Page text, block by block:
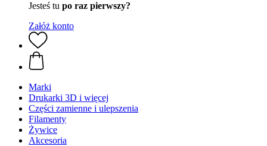
Jesteś tu po raz pierwszy?
Załóż konto
Marki
Drukarki 3D i więcej
Części zamienne i ulepszenia
Filamenty
Żywice
Akcesoria